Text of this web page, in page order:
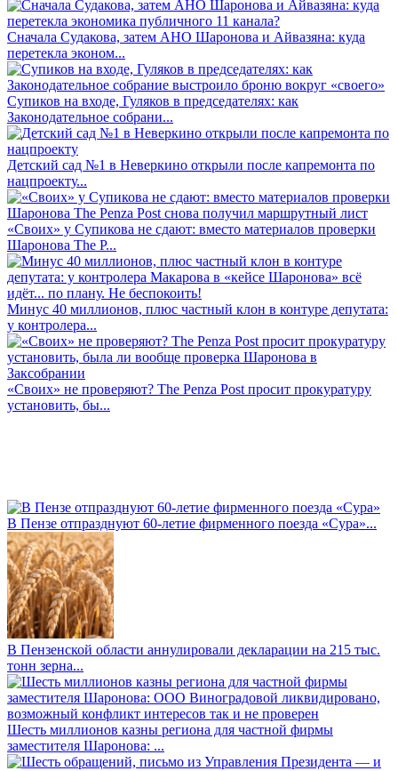
Сначала Судакова, затем АНО Шаронова и Айвазяна: куда
перетекла эконом...
Супиков на входе, Гуляков в председателях: как
Законодательное собрани...
Детский сад №1 в Неверкино открыли после капремонта по
нацпроекту...
«Своих» у Супикова не сдают: вместо материалов проверки
Шаронова The P...
Минус 40 миллионов, плюс частный клон в контуре депутата:
у контролера...
«Своих» не проверяют? The Penza Post просит прокуратуру
установить, бы...
В Пензе отпразднуют 60-летие фирменного поезда «Сура»...
В Пензенской области аннулировали декларации на 215 тыс.
тонн зерна...
Шесть миллионов казны региона для частной фирмы
заместителя Шаронова: ...